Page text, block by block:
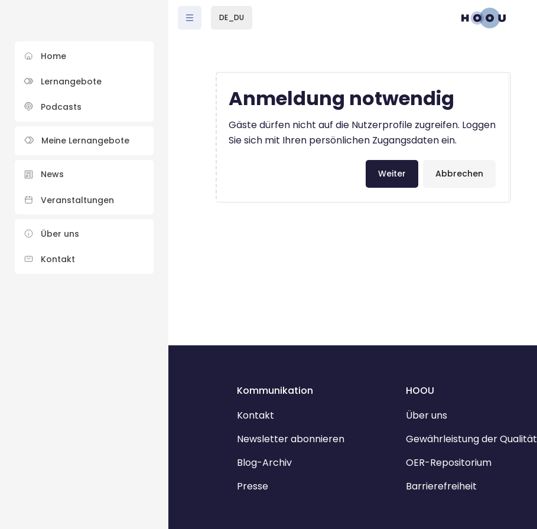
Home
Lernangebote
Podcasts
Meine Lernangebote
News
Veranstaltungen
Über uns
Kontakt
DE_DU
Anmeldung notwendig
Gäste dürfen nicht auf die Nutzerprofile zugreifen. Loggen
Sie sich mit Ihren persönlichen Zugangsdaten ein.
Abbrechen
Weiter
Kommunikation
Kontakt
Newsletter abonnieren
Blog-Archiv
Presse
HOOU
Über uns
Gewährleistung der Qualität
OER-Repositorium
Barrierefreiheit